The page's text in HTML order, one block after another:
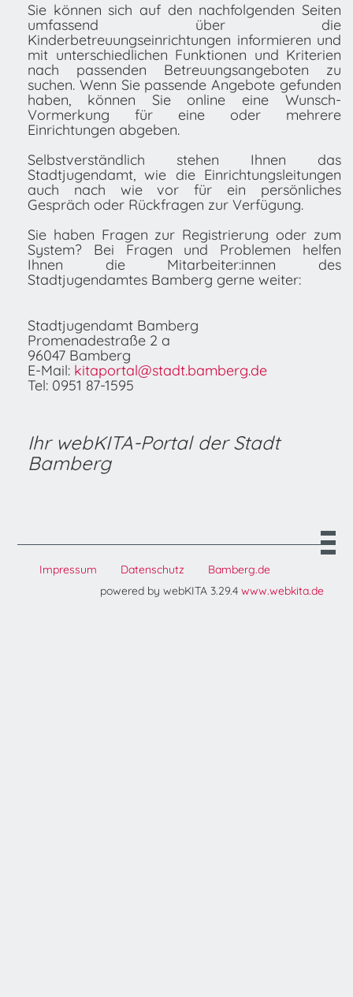
Sie können sich auf den nachfolgenden Seiten
umfassend über die
Kinderbetreuungseinrichtungen informieren und
mit unterschiedlichen Funktionen und Kriterien
nach passenden Betreuungsangeboten zu
suchen. Wenn Sie passende Angebote gefunden
haben, können Sie online eine Wunsch-
Vormerkung für eine oder mehrere
Einrichtungen abgeben.
Selbstverständlich stehen Ihnen das
Stadtjugendamt, wie die Einrichtungsleitungen
auch nach wie vor für ein persönliches
Gespräch oder Rückfragen zur Verfügung.
Sie haben Fragen zur Registrierung oder zum
System? Bei Fragen und Problemen helfen
Ihnen die Mitarbeiter:innen des
Stadtjugendamtes Bamberg gerne weiter:
Stadtjugendamt Bamberg
Promenadestraße 2 a
96047 Bamberg
E-Mail: kitaportal@stadt.bamberg.de
Tel: 0951 87-1595
Ihr webKITA-Portal der Stadt
Bamberg
Impressum Datenschutz
Bamberg.de
powered by webKITA 3.29.4 www.webkita.de